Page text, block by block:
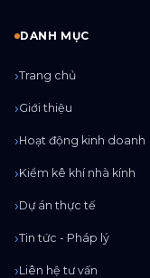
DANH MỤC
Trang chủ
Giới thiệu
Hoạt động kinh doanh
Kiểm kê khí nhà kính
Dự án thực tế
Tin tức - Pháp lý
Liên hệ tư vấn